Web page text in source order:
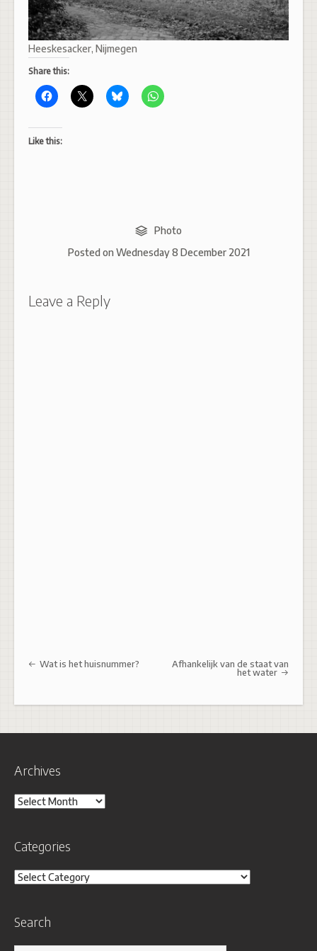
Heeskesacker, Nijmegen
Share this:
Like this:
Photo
Posted on Wednesday 8 December 2021
Leave a Reply
Post navigation
Wat is het huisnummer? Afhankelijk van de staat van
het water
Archives
Archives
Categories
Categories
Search